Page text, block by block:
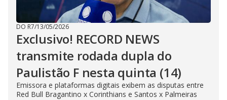
DO R7/13/05/2026
Exclusivo! RECORD NEWS
transmite rodada dupla do
Paulistão F nesta quinta (14)
Emissora e plataformas digitais exibem as disputas entre
Red Bull Bragantino x Corinthians e Santos x Palmeiras